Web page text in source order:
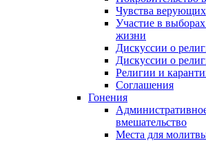
Чувства верующих
Участие в
жизни
Дискуссии о
Дискуссии о
Религии и
Соглашения
Гонения
вмешательство
Места для